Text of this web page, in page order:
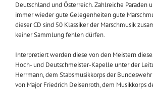
Deutschland und Österreich. Zahlreiche Paraden
immer wieder gute Gelegenheiten gute
dieser CD sind 50 Klassiker der Marschmusik
keiner Sammlung fehlen dürfen.
Interpretiert werden diese von den Meistern
Hoch- und Deutschmeister-Kapelle unter der
Herrmann, dem Stabsmusikkorps der
von Major Friedrich Deisenroth, dem Musikkorps